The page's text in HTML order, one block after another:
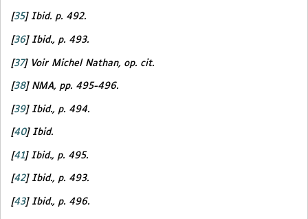
[35] Ibid. p. 492.
[36] Ibid., p. 493.
[37] Voir Michel Nathan, op. cit.
[38] NMA, pp. 495-496.
[39] Ibid., p. 494.
[40] Ibid.
[41] Ibid., p. 495.
[42] Ibid., p. 493.
[43] Ibid., p. 496.